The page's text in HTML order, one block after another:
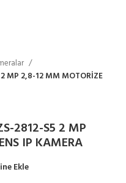
MP 2,8-12 MM MOTORİZE
2812-S5 2 MP
IP KAMERA
Ekle